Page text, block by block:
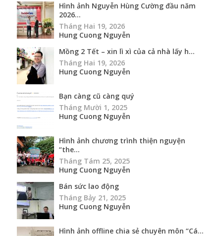
Hình ảnh Nguyễn Hùng Cường đầu năm
2026...
Tháng Hai 19, 2026
Hung Cuong Nguyễn
Mồng 2 Tết – xin lì xì của cả nhà lấy h...
Tháng Hai 19, 2026
Hung Cuong Nguyễn
Bạn càng cũ càng quý
Tháng Mười 1, 2025
Hung Cuong Nguyễn
Hình ảnh chương trình thiện nguyện
“the...
Tháng Tám 25, 2025
Hung Cuong Nguyễn
Bán sức lao động
Tháng Bảy 21, 2025
Hung Cuong Nguyễn
Hình ảnh offline chia sẻ chuyên môn “Cá...